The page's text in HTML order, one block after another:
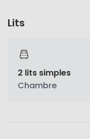
Lits
2 lits simples
Chambre